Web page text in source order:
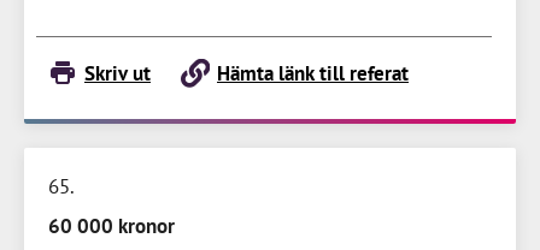
Skriv ut Hämta länk till referat
65
60 000 kronor